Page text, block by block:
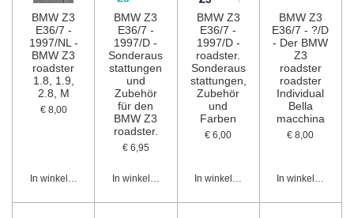
BMW Z3
E36/7 -
1997/NL -
BMW Z3
roadster
1.8, 1.9,
2.8, M
€ 8,00
In winkelwagen
BMW Z3
E36/7 -
1997/D -
Sonderaus
stattungen
und
Zubehör
für den
BMW Z3
roadster.
€ 6,95
In winkelwagen
BMW Z3
E36/7 -
1997/D -
roadster.
Sonderaus
stattungen,
Zubehör
und
Farben
€ 6,00
In winkelwagen
BMW Z3
E36/7 - ?/D
- Der BMW
Z3
roadster
roadster
Individual
Bella
macchina
€ 8,00
In winkelwagen